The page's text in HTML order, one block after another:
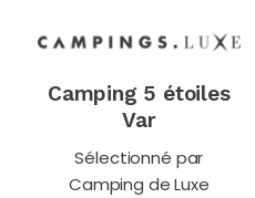
Camping 5 étoiles
Var
Sélectionné par
Camping de Luxe